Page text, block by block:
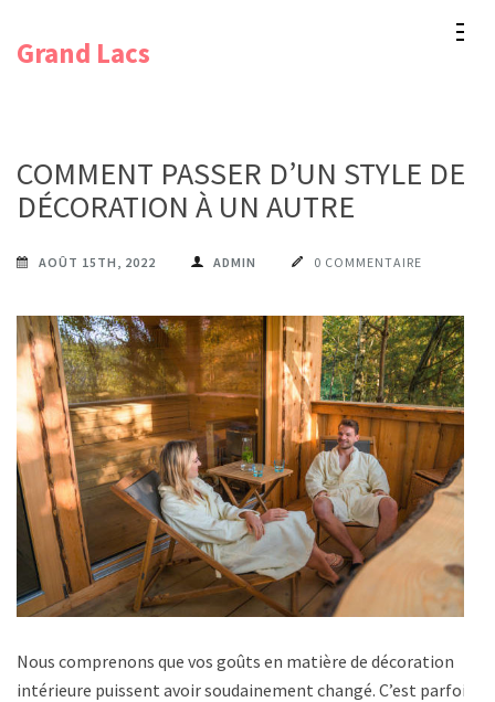
Grand Lacs
COMMENT PASSER D’UN STYLE DE
DÉCORATION À UN AUTRE
AOÛT 15TH, 2022 ADMIN 0 COMMENTAIRE
Nous comprenons que vos goûts en matière de décoration
intérieure puissent avoir soudainement changé. C’est parfois